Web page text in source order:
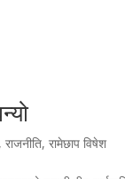
,राजनीति,रामेछाप विषेश